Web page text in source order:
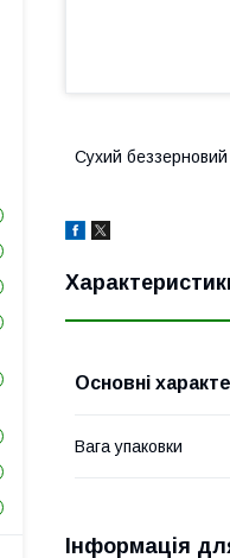
Сухий
Основні
Вага упаковки
Інформація